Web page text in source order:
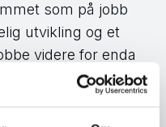
som på jobb
utvikling og et
videre for enda
digital sikkerhet i